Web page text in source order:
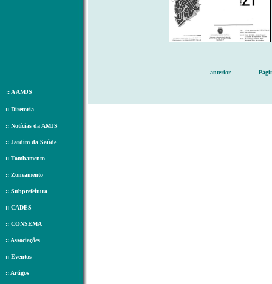
:: A AMJS
:: Diretoria
:: Notícias da AMJS
:: Jardim da Saúde
:: Tombamento
:: Zoneamento
:: Subprefeitura
:: CADES
:: CONSEMA
:: Associações
:: Eventos
:: Artigos
anterior